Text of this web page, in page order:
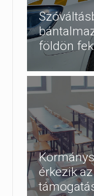
földön
érkezik